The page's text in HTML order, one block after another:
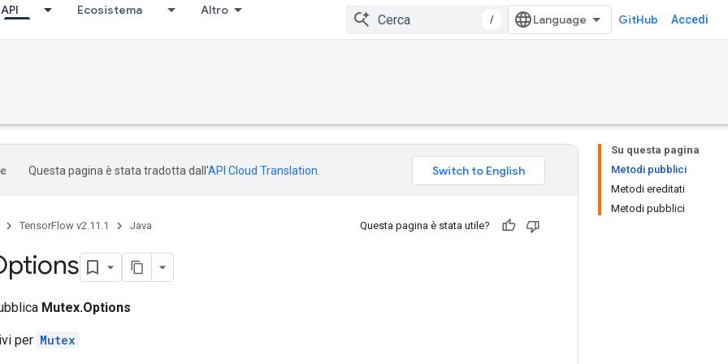
API Ecosistema Altro
/ GitHub Accedi
Su questa pagina
Metodi pubblici
Metodi ereditati
Metodi pubblici
Questa pagina è stata tradotta dall'API Cloud Translation
TensorFlow v2.11.1 Java Questa pagina è stata utile?
Mutex.Options
per Mutex